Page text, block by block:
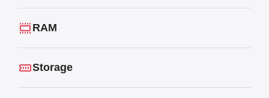
RAM
Storage